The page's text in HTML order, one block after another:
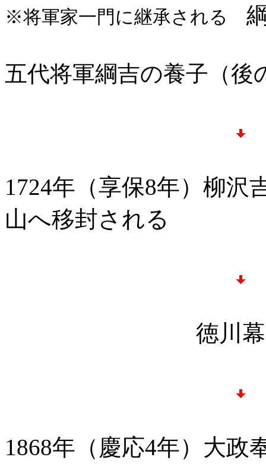
※将軍家一門に継承される
五代将軍綱吉の養子（後
1724年（享保8年）柳
山へ移封される
徳川幕府の
1868年（慶応4年）大政